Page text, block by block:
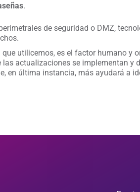
.
de seguridad o DMZ,
utilicemos, es el factor humano y
las actualizaciones se implementan
en última instancia, más ayudará a